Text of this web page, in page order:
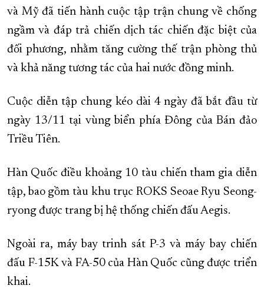
và Mỹ đã tiến hành cuộc tập trận chung về chống
ngầm và đáp trả chiến dịch tác chiến đặc biệt của
đối phương, nhằm tăng cường thế trận phòng thủ
và khả năng tương tác của hai nước đồng minh.
Cuộc diễn tập chung kéo dài 4 ngày đã bắt đầu từ
ngày 13/11 tại vùng biển phía Đông của Bán đảo
Triều Tiên.
Hàn Quốc điều khoảng 10 tàu chiến tham gia diễn
tập, bao gồm tàu khu trục ROKS Seoae Ryu Seong-
ryong được trang bị hệ thống chiến đấu Aegis.
Ngoài ra, máy bay trinh sát P-3 và máy bay chiến
đấu F-15K và FA-50 của Hàn Quốc cũng được triển
khai.